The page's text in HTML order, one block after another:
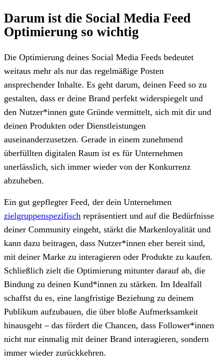
Darum ist die Social Media Feed
Optimierung so wichtig
Die Optimierung deines Social Media Feeds bedeutet
weitaus mehr als nur das regelmäßige Posten
ansprechender Inhalte. Es geht darum, deinen Feed so zu
gestalten, dass er deine Brand perfekt widerspiegelt und
den Nutzer*innen gute Gründe vermittelt, sich mit dir und
deinen Produkten oder Dienstleistungen
auseinanderzusetzen. Gerade in einem zunehmend
überfüllten digitalen Raum ist es für Unternehmen
unerlässlich, sich immer wieder von der Konkurrenz
abzuheben.
Ein gut gepflegter Feed, der dein Unternehmen
zielgruppenspezifisch repräsentiert und auf die Bedürfnisse
deiner Community eingeht, stärkt die Markenloyalität und
kann dazu beitragen, dass Nutzer*innen eher bereit sind,
mit deiner Marke zu interagieren oder Produkte zu kaufen.
Schließlich zielt die Optimierung mitunter darauf ab, die
Bindung zu deinen Kund*innen zu stärken. Im Idealfall
schaffst du es, eine langfristige Beziehung zu deinem
Publikum aufzubauen, die über bloße Aufmerksamkeit
hinausgeht – das fördert die Chancen, dass Follower*innen
nicht nur einmalig mit deiner Brand interagieren, sondern
immer wieder zurückkehren.